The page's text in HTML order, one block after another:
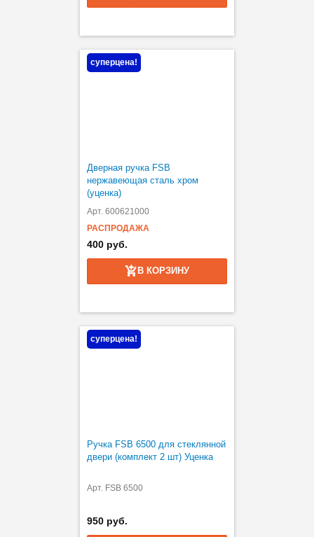
суперцена!
Дверная ручка FSB
нержавеющая сталь хром
(уценка)
Арт. 600621000
РАСПРОДАЖА
400 руб.
В КОРЗИНУ
суперцена!
Ручка FSB 6500 для стеклянной
двери (комплект 2 шт) Уценка
Арт. FSB 6500
950 руб.